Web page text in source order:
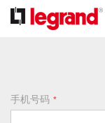
跳
到
手机号码